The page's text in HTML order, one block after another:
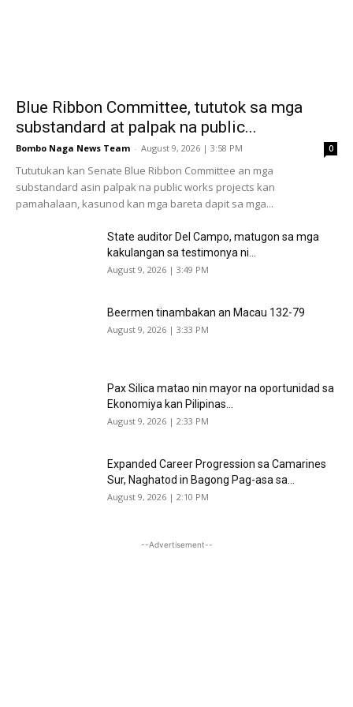
Blue Ribbon Committee, tututok sa mga
substandard at palpak na public...
Bombo Naga News Team - August 9, 2026 | 3:58 PM 0
Tututukan kan Senate Blue Ribbon Committee an mga
substandard asin palpak na public works projects kan
pamahalaan, kasunod kan mga bareta dapit sa mga...
State auditor Del Campo, matugon sa mga
kakulangan sa testimonya ni...
August 9, 2026 | 3:49 PM
Beermen tinambakan an Macau 132-79
August 9, 2026 | 3:33 PM
Pax Silica matao nin mayor na oportunidad sa
Ekonomiya kan Pilipinas...
August 9, 2026 | 2:33 PM
Expanded Career Progression sa Camarines
Sur, Naghatod in Bagong Pag-asa sa...
August 9, 2026 | 2:10 PM
--Advertisement--